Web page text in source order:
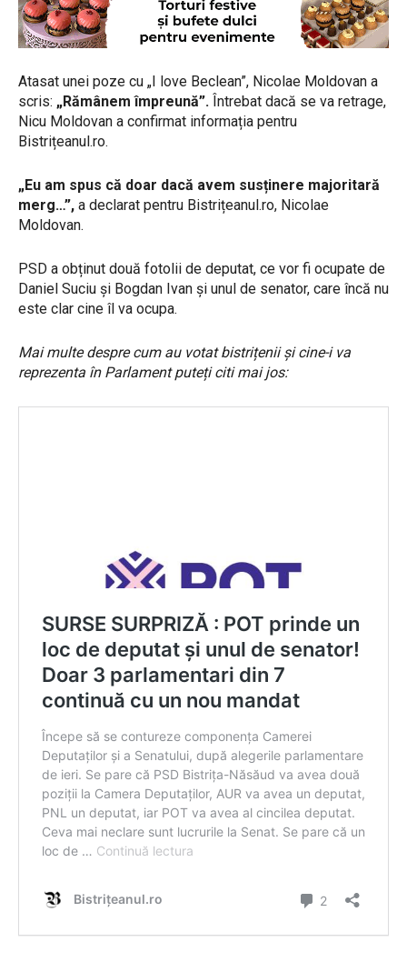
Atasat unei poze cu „I love Beclean”, Nicolae Moldovan a
scris: „Rămânem împreună”. Întrebat dacă se va retrage,
Nicu Moldovan a confirmat informația pentru
Bistrițeanul.ro.
„Eu am spus că doar dacă avem susținere majoritară
merg…”, a declarat pentru Bistrițeanul.ro, Nicolae
Moldovan.
PSD a obținut două fotolii de deputat, ce vor fi ocupate de
Daniel Suciu și Bogdan Ivan și unul de senator, care încă nu
este clar cine îl va ocupa.
Mai multe despre cum au votat bistrițenii și cine-i va
reprezenta în Parlament puteți citi mai jos: